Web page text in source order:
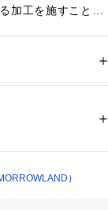
加工を施すことで
人でも取り入れや
。
ャツでカジュアル
可、ドライ可、ウエ
）